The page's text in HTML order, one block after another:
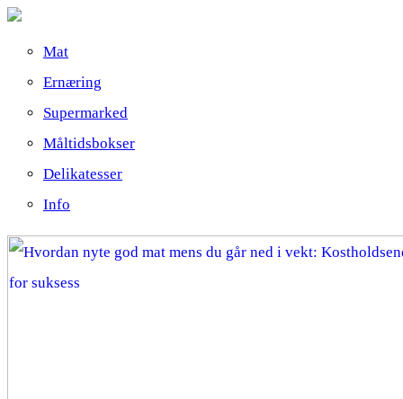
Mat
Ernæring
Supermarked
Måltidsbokser
Delikatesser
Info